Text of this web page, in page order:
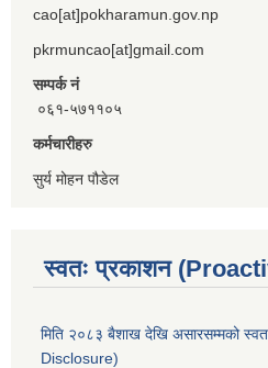
cao[at]pokharamun.gov.np
pkrmuncao[at]gmail.com
सम्पर्क नं
०६१-५७११०५
कर्मचारीहरु
सुर्य मोहन पौडेल
स्वतः प्रकाशन
मिति २०८३ बैशाख देखि असारसम्मको
Disclosure)